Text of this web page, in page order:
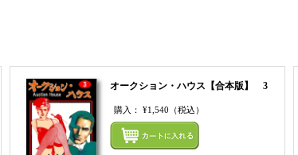
まとめてカートにいれる
オークション・ハウス【合本版】 3
購入： ¥1,540 （税込）